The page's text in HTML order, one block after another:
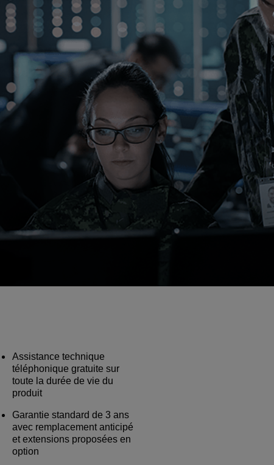
Assistance technique
téléphonique gratuite sur
toute la durée de vie du
produit
Garantie standard de 3 ans
avec remplacement anticipé
et extensions proposées en
option